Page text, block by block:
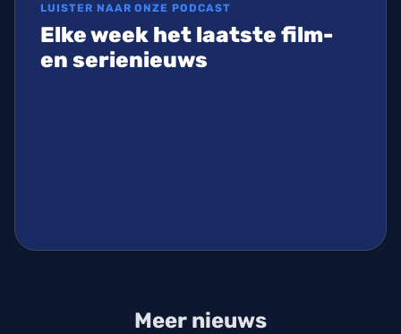
LUISTER NAAR ONZE PODCAST
Elke week het laatste film-
en serienieuws
Meer nieuws